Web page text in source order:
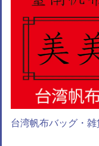
台湾帆布バッグ・